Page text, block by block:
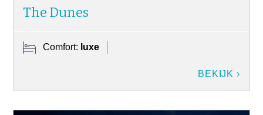
The Dunes
Comfort: luxe
BEKIJK ›